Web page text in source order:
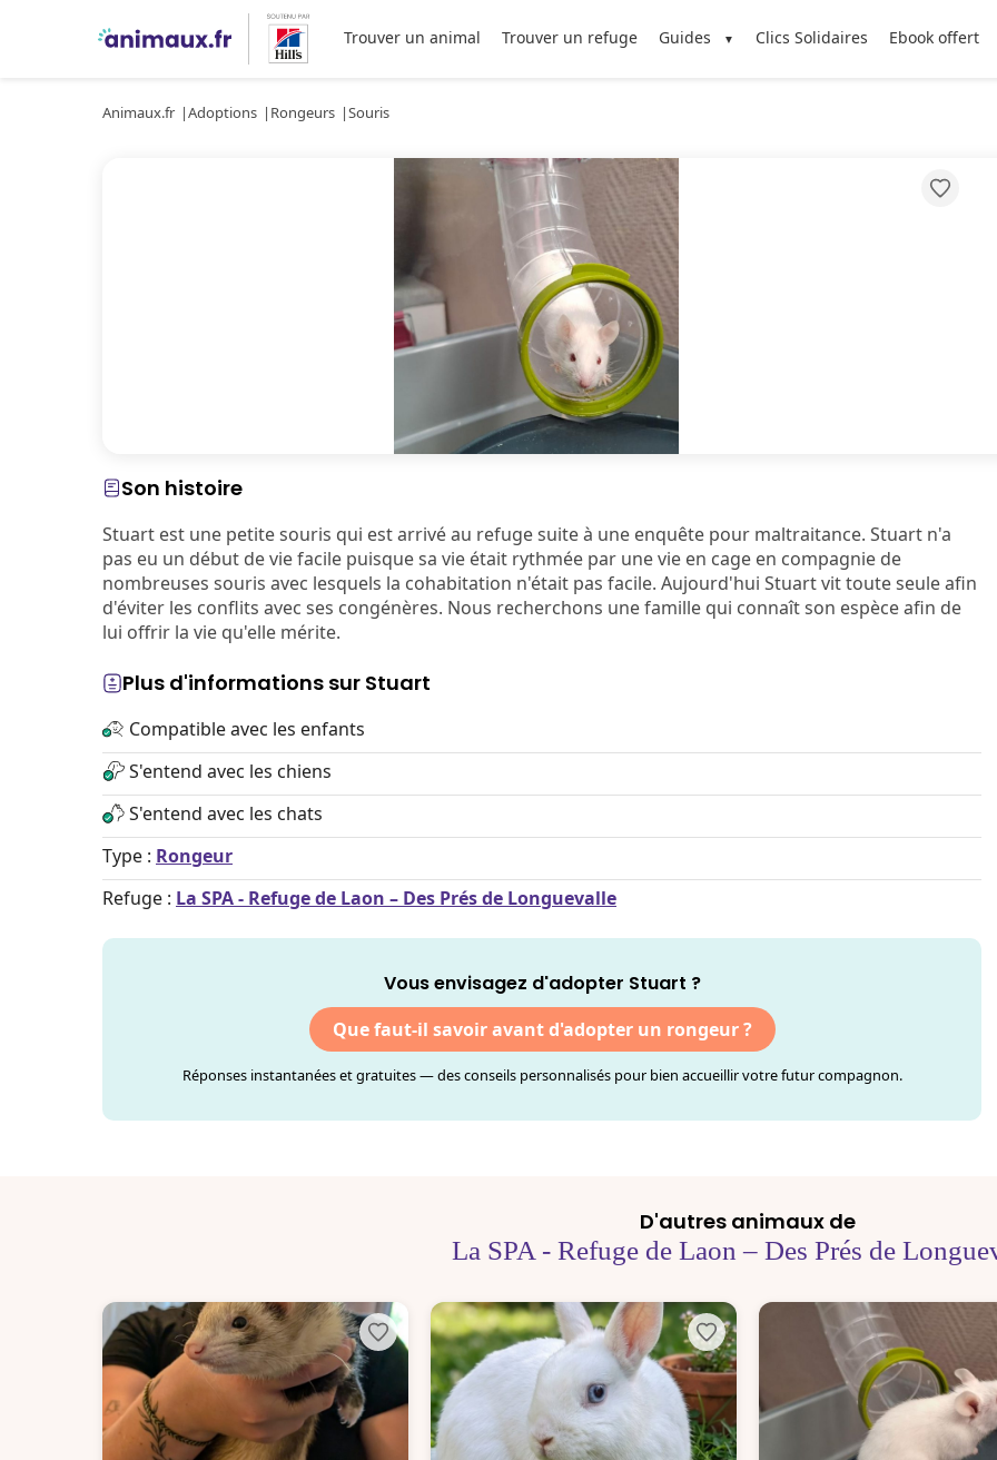
Trouver un animal Trouver un refuge Guides Clics Solidaires Ebook offert
Animaux.fr Adoptions Rongeurs Souris
Son histoire
Stuart est une petite souris qui est arrivé au refuge suite à une enquête pour maltraitance. Stuart n'a
pas eu un début de vie facile puisque sa vie était rythmée par une vie en cage en compagnie de
nombreuses souris avec lesquels la cohabitation n'était pas facile. Aujourd'hui Stuart vit toute seule afin
d'éviter les conflits avec ses congénères. Nous recherchons une famille qui connaît son espèce afin de
lui offrir la vie qu'elle mérite.
Plus d'informations sur Stuart
Compatible avec les enfants
S'entend avec les chiens
S'entend avec les chats
Type : Rongeur
Refuge : La SPA - Refuge de Laon – Des Prés de Longuevalle
Vous envisagez d'adopter Stuart ?
Que faut-il savoir avant d'adopter un rongeur ?
Réponses instantanées et gratuites — des conseils personnalisés pour bien accueillir votre futur compagnon.
D'autres animaux de
La SPA - Refuge de Laon – Des Prés de